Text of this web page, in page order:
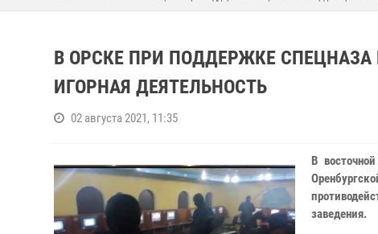
В ОРСКЕ ПРИ ПОДДЕРЖКЕ
ИГОРНАЯ ДЕЯТЕЛЬНОСТЬ
02 августа 2021, 11:35
В
заведения.